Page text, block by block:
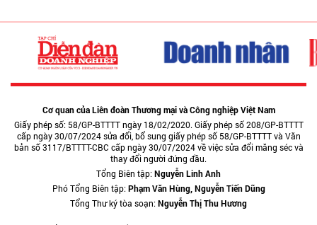
Cơ quan của Liên đoàn Thương mại và Công nghiệp Việt Nam
Giấy phép số: 58/GP-BTTTT ngày 18/02/2020. Giấy phép số 208/GP-BTTTT
cấp ngày 30/07/2024 sửa đổi, bổ sung giấy phép số 58/GP-BTTTT và Văn
bản số 3117/BTTTT-CBC cấp ngày 30/07/2024 về việc sửa đổi măng séc và
thay đổi người đứng đầu.
Tổng Biên tập:Nguyễn Linh Anh
Phó Tổng Biên tập:Phạm Văn Hùng, Nguyễn Tiến Dũng
Tổng Thư ký tòa soạn:Nguyễn Thị Thu Hương